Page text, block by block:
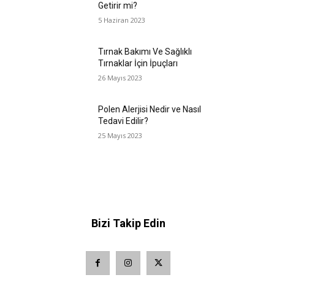
Getirir mi?
5 Haziran 2023
Tırnak Bakımı Ve Sağlıklı
Tırnaklar İçin İpuçları
26 Mayıs 2023
Polen Alerjisi Nedir ve Nasıl
Tedavi Edilir?
25 Mayıs 2023
Bizi Takip Edin